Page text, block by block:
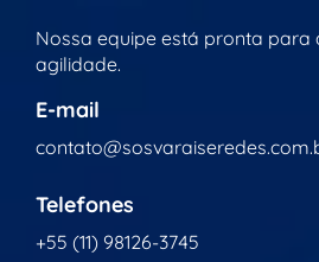
Nossa equipe está pronta para
agilidade.
E-mail
Telefones
+55 (11) 98126-3745